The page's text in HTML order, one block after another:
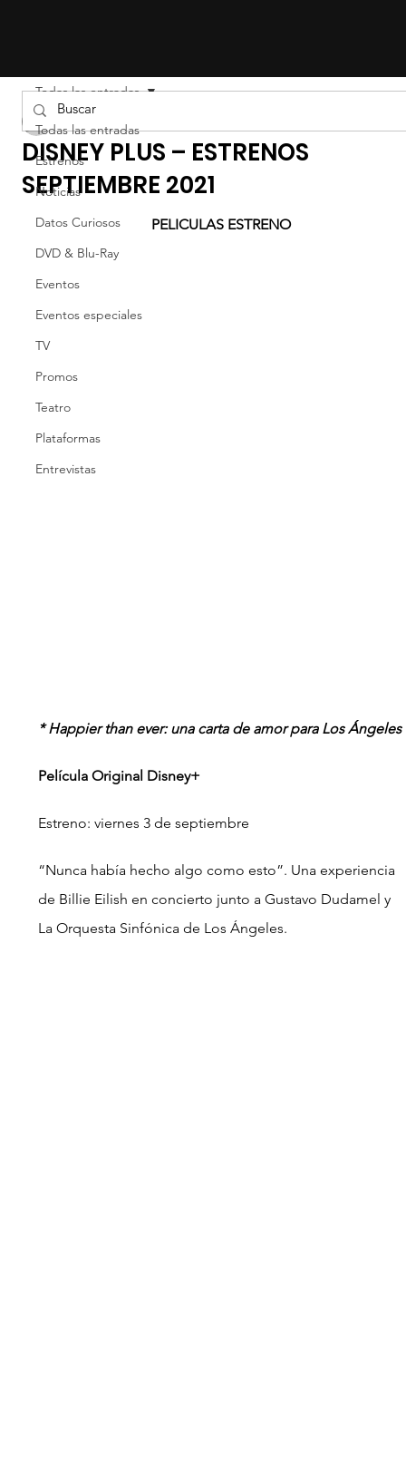
Todas las entradas
Estrenos
Noticias
Datos Curiosos
DVD & Blu-Ray
Eventos
Eventos especiales
TV
Promos
Teatro
Plataformas
Entrevistas
Todas las entradas
DISNEY PLUS – ESTRENOS
SEPTIEMBRE 2021
PELICULAS ESTRENO
* Happier than ever: una carta de amor para Los Ángeles
Película Original Disney+
Estreno: viernes 3 de septiembre
“Nunca había hecho algo como esto”. Una experiencia
de Billie Eilish en concierto junto a Gustavo Dudamel y
La Orquesta Sinfónica de Los Ángeles.